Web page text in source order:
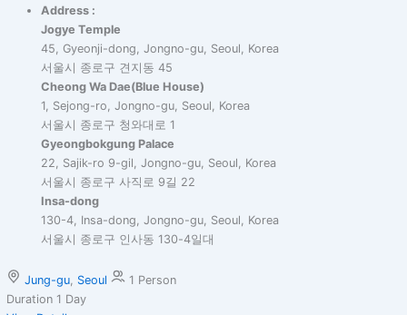
Address :
Jogye Temple
45, Gyeonji-dong, Jongno-gu, Seoul, Korea
서울시 종로구 견지동 45
Cheong Wa Dae(Blue House)
1, Sejong-ro, Jongno-gu, Seoul, Korea
서울시 종로구 청와대로 1
Gyeongbokgung Palace
22, Sajik-ro 9-gil, Jongno-gu, Seoul, Korea
서울시 종로구 사직로 9길 22
Insa-dong
130-4, Insa-dong, Jongno-gu, Seoul, Korea
서울시 종로구 인사동 130-4일대
Jung-gu, Seoul
1 Person
Duration 1 Day